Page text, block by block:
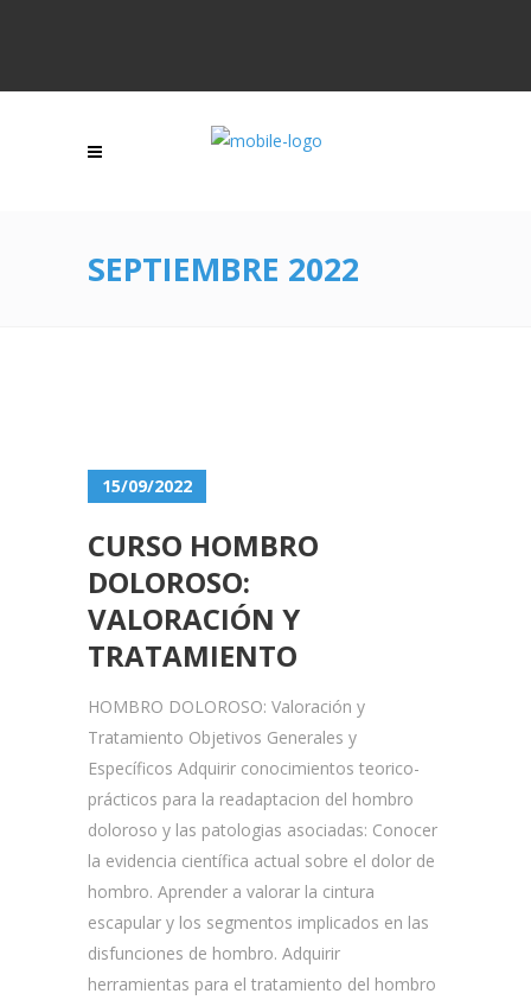
SEPTIEMBRE 2022
15/09/2022
CURSO HOMBRO
DOLOROSO:
VALORACIÓN Y
TRATAMIENTO
HOMBRO DOLOROSO: Valoración y
Tratamiento Objetivos Generales y
Específicos Adquirir conocimientos teorico-
prácticos para la readaptacion del hombro
doloroso y las patologias asociadas: Conocer
la evidencia científica actual sobre el dolor de
hombro. Aprender a valorar la cintura
escapular y los segmentos implicados en las
disfunciones de hombro. Adquirir
herramientas para el tratamiento del hombro